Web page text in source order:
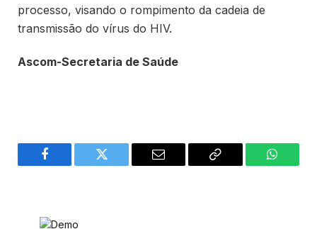
processo, visando o rompimento da cadeia de
transmissão do vírus do HIV.
Ascom-Secretaria de Saúde
Facebook Twitter Email
Copy